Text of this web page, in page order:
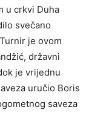
u crkvi Duha
svečano
je ovom
državni
je vrijednu
uručio Boris
saveza